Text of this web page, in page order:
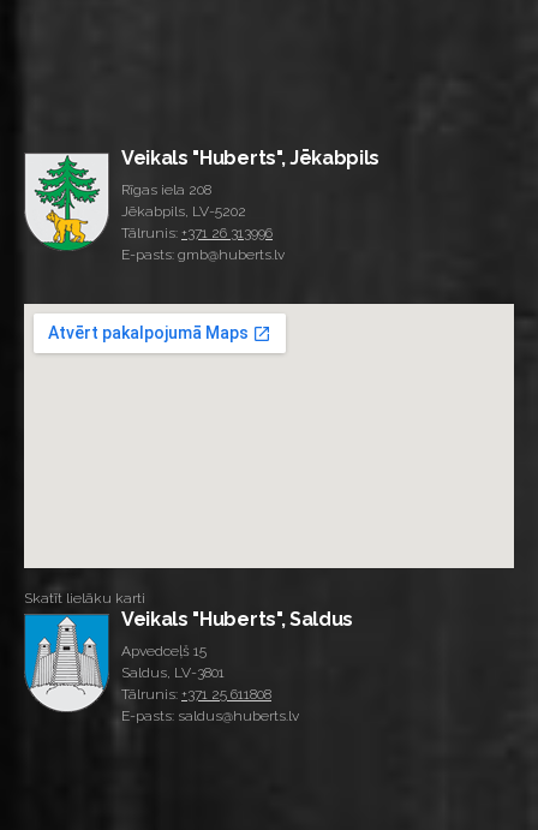
Veikals "Huberts", Jēkabpils
Rīgas iela 208
Jēkabpils, LV-5202
Tālrunis: +371 26 313996
E-pasts: gmb@huberts.lv
Skatīt lielāku karti
Veikals "Huberts", Saldus
Apvedceļš 15
Saldus, LV-3801
Tālrunis: +371 25 611808
E-pasts: saldus@huberts.lv